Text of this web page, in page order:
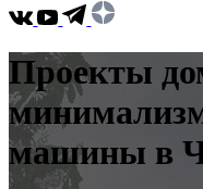
Проекты
машины в